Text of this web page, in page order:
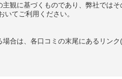
観に基づくものであり、弊社では
てご利用ください。
合は、各口コミの末尾にあるリン